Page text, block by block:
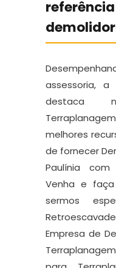
assessoria, a
destaca
melhores
de fornecer
Paulínia
Venha e
sermos
Empresa de